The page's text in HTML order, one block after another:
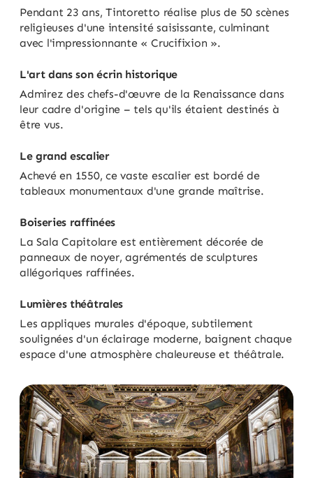
Pendant 23 ans, Tintoretto réalise plus de 50 scènes
religieuses d'une intensité saisissante, culminant
avec l'impressionnante « Crucifixion ».
L'art dans son écrin historique
Admirez des chefs-d'œuvre de la Renaissance dans
leur cadre d'origine – tels qu'ils étaient destinés à
être vus.
Le grand escalier
Achevé en 1550, ce vaste escalier est bordé de
tableaux monumentaux d'une grande maîtrise.
Boiseries raffinées
La Sala Capitolare est entièrement décorée de
panneaux de noyer, agrémentés de sculptures
allégoriques raffinées.
Lumières théâtrales
Les appliques murales d'époque, subtilement
soulignées d'un éclairage moderne, baignent chaque
espace d'une atmosphère chaleureuse et théâtrale.